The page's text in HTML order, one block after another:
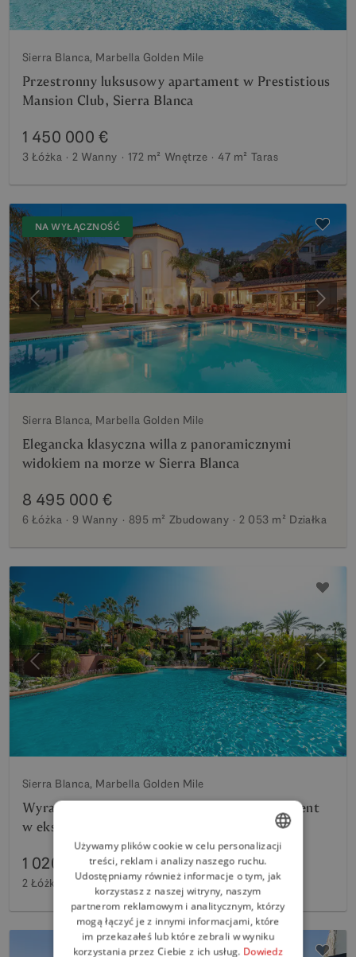
Sierra Blanca, Marbella Golden Mile
Przestronny luksusowy apartament w Prestistious
Mansion Club, Sierra Blanca
1 450 000 €
3 Łóżka 2 Wanny 172 m² Wnętrze 47 m² Taras
NA WYŁĄCZNOŚĆ
Poprzedni
Sierra Blanca, Marbella Golden Mile
Elegancka klasyczna willa z panoramicznymi
widokiem na morze w Sierra Blanca
8 495 000 €
6 Łóżka 9 Wanny 895 m² Zbudowany 2 053 m² Działka
Poprzedni
Sierra Blanca, Marbella Golden Mile
Wyrafinowany apartament w Garden Apartment
w ekskluzywnej społeczności Mansion Club
1 020 000 €
2 Łóżka 2 Wanny 172 m² Wnętrze 47 m² Taras
ENGLISH
SPANISH
FRENCH
GERMAN
Używamy plików cookie w celu personalizacji
treści, reklam i analizy naszego ruchu.
Udostępniamy również informacje o tym, jak
korzystasz z naszej witryny, naszym
partnerom reklamowym i analitycznym, którzy
mogą łączyć je z innymi informacjami, które
im przekazałeś lub które zebrali w wyniku
korzystania przez Ciebie z ich usług. Dowiedz